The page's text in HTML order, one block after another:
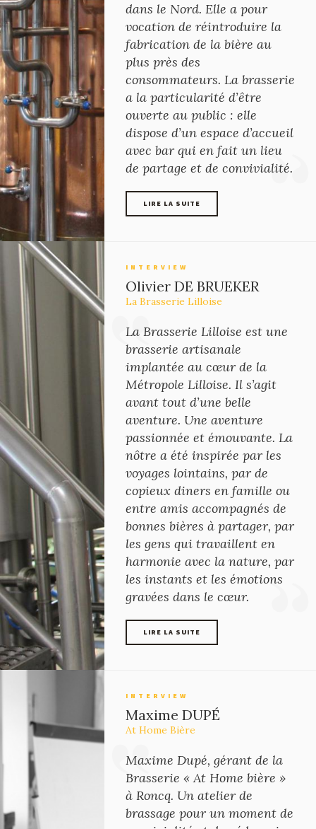
dans le Nord. Elle a pour
vocation de réintroduire la
fabrication de la bière au
plus près des
consommateurs. La brasserie
a la particularité d’être
ouverte au public : elle
dispose d’un espace d’accueil
avec bar qui en fait un lieu
de partage et de convivialité.
LIRE LA SUITE
INTERVIEW
Olivier DE BRUEKER
La Brasserie Lilloise
La Brasserie Lilloise est une
brasserie artisanale
implantée au cœur de la
Métropole Lilloise. Il s’agit
avant tout d’une belle
aventure. Une aventure
passionnée et émouvante. La
nôtre a été inspirée par les
voyages lointains, par de
copieux diners en famille ou
entre amis accompagnés de
bonnes bières à partager, par
les gens qui travaillent en
harmonie avec la nature, par
les instants et les émotions
gravées dans le cœur.
LIRE LA SUITE
INTERVIEW
Maxime DUPÉ
At Home Bière
Maxime Dupé, gérant de la
Brasserie « At Home bière »
à Roncq. Un atelier de
brassage pour un moment de